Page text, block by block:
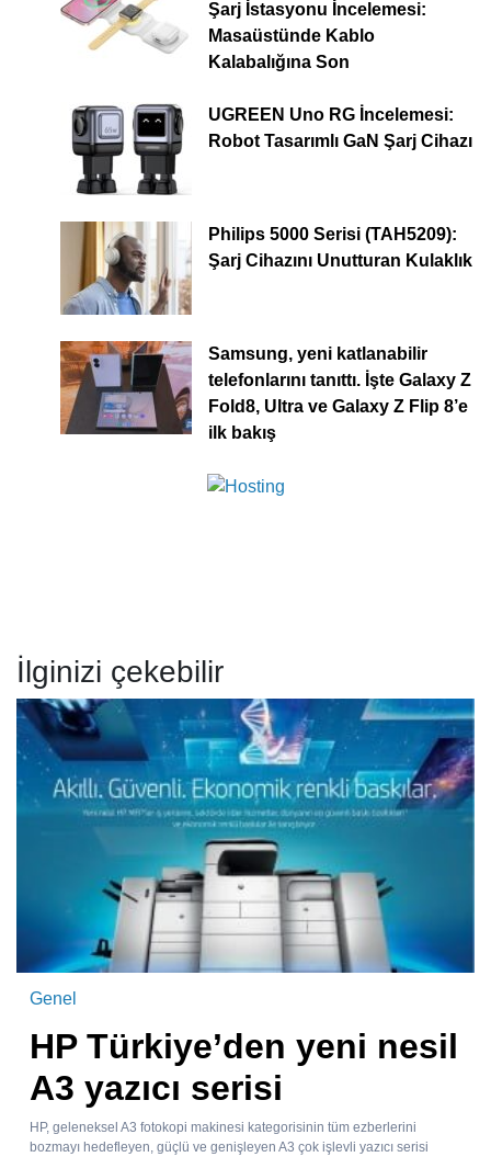
Şarj İstasyonu İncelemesi:
Masaüstünde Kablo
Kalabalığına Son
UGREEN Uno RG İncelemesi:
Robot Tasarımlı GaN Şarj Cihazı
Philips 5000 Serisi (TAH5209):
Şarj Cihazını Unutturan Kulaklık
Samsung, yeni katlanabilir
telefonlarını tanıttı. İşte Galaxy Z
Fold8, Ultra ve Galaxy Z Flip 8’e
ilk bakış
İlginizi çekebilir
Genel
HP Türkiye’den yeni nesil
A3 yazıcı serisi
HP, geleneksel A3 fotokopi makinesi kategorisinin tüm ezberlerini
bozmayı hedefleyen, güçlü ve genişleyen A3 çok işlevli yazıcı serisi